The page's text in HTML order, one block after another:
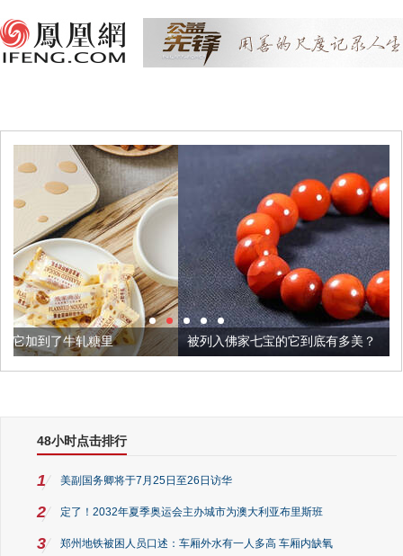
被列入佛家七宝的它到底有多美？
48小时点击排行
1 美副国务卿将于7月25日至26日访华
2 定了！2032年夏季奥运会主办城市为澳大利亚布里斯班
3 郑州地铁被困人员口述：车厢外水有一人多高 车厢内缺氧